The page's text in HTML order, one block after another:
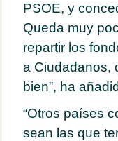
PSOE, y
Queda muy
repartir los
a Ciudadanos,
bien”, ha
“Otros países
sean las que